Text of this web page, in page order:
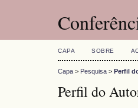
CAPA SOBRE
Capa > Pesquisa > Perfil
Perfil do